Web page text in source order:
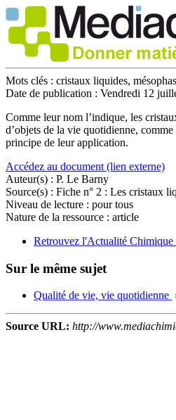
Mots clés : cristaux liquides,
Date de publication : Vendredi 12
Comme leur nom l’indique, les
d’objets de la vie quotidienne,
principe de leur application.
Accédez au document (lien externe)
Auteur(s) : P. Le Barny
Source(s) : Fiche n° 2 : Les cristaux
Niveau de lecture : pour tous
Nature de la ressource : article
Retrouvez l'Actualité Chimique
Sur le même sujet
Qualité de vie, vie quotidienne
Source URL: http://